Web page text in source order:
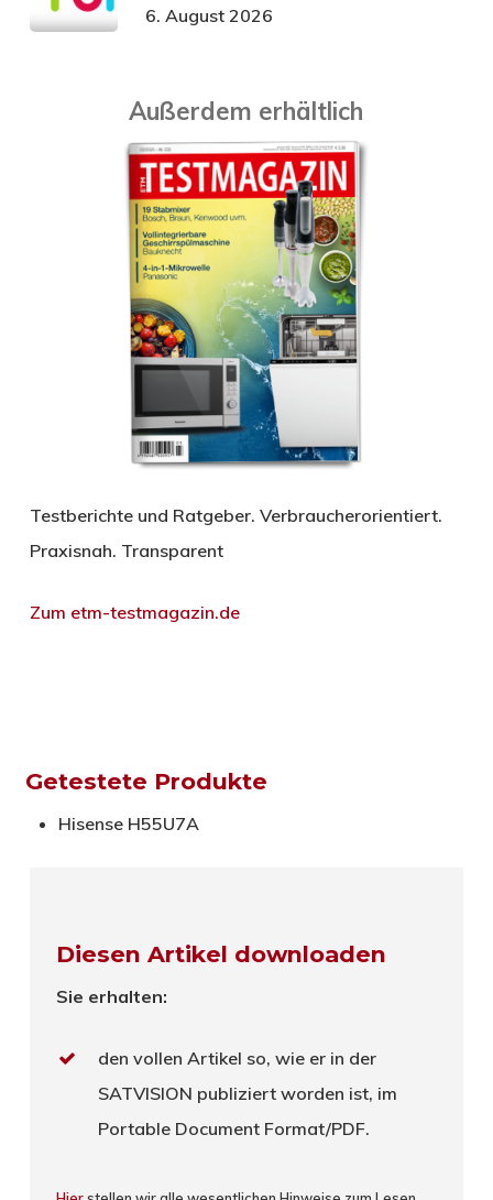
6. August 2026
Außerdem erhältlich
Testberichte und Ratgeber. Verbraucherorientiert.
Praxisnah. Transparent
Zum etm-testmagazin.de
Getestete Produkte
HisenseH55U7A
Diesen Artikel downloaden
Sie erhalten:
den vollen Artikel so, wie er in der
SATVISION publiziert worden ist, im
Portable Document Format/PDF.